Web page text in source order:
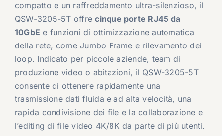
compatto e un raffreddamento ultra-silenzioso, il
QSW-3205-5T offrecinque porte RJ45 da
10GbE e funzioni di ottimizzazione automatica
della rete, come Jumbo Frame e rilevamento dei
loop. Indicato per piccole aziende, team di
produzione video o abitazioni, il QSW-3205-5T
consente di ottenere rapidamente una
trasmissione dati fluida e ad alta velocità, una
rapida condivisione dei file e la collaborazione e
l’editing di file video 4K/8K da parte di più utenti.